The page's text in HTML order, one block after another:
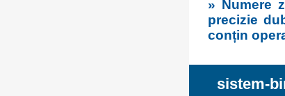
» Numere
precizie
conțin
sistem-